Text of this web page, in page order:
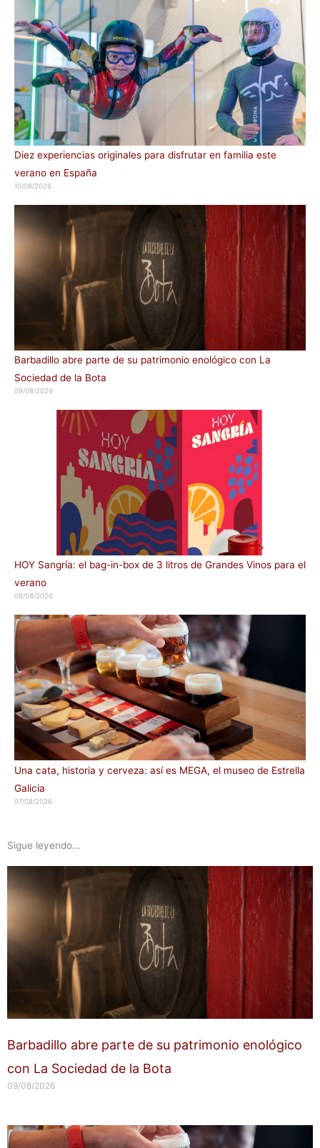
Diez experiencias originales para disfrutar en familia este
verano en España
10/08/2026
Barbadillo abre parte de su patrimonio enológico con La
Sociedad de la Bota
09/08/2026
HOY Sangría: el bag-in-box de 3 litros de Grandes Vinos para el
verano
08/08/2026
Una cata, historia y cerveza: así es MEGA, el museo de Estrella
Galicia
07/08/2026
Sigue leyendo...
Barbadillo abre parte de su patrimonio enológico
con La Sociedad de la Bota
09/08/2026